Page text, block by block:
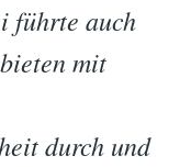
führte auch
mit
durch und